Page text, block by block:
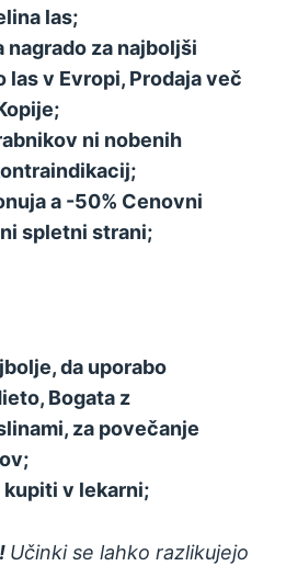
las;
nagrado za najboljši
las v Evropi, Prodaja več
ni nobenih
a -50% Cenovni
spletni strani;
da uporabo
Bogata z
za povečanje
kupiti v lekarni;
Učinki se lahko razlikujejo